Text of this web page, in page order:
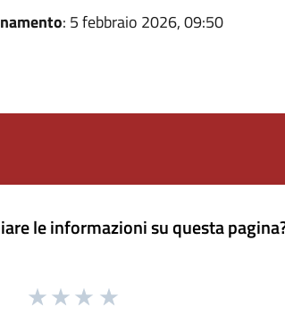
: 5 febbraio 2026, 09:50
le informazioni su questa